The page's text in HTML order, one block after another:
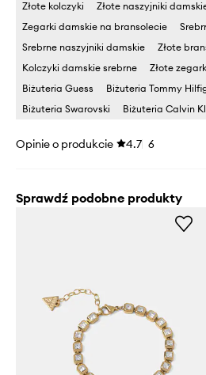
Złote kolczyki
Złote naszyjniki
Zegarki damskie na bransolecie
Srebrne naszyjniki damskie
Złote
Kolczyki damskie srebrne
Złote
Biżuteria Guess
Biżuteria Tommy
Biżuteria Swarovski
Biżuteria Calvin
Opinie o produkcie 4.7 6
Sprawdź podobne produkty